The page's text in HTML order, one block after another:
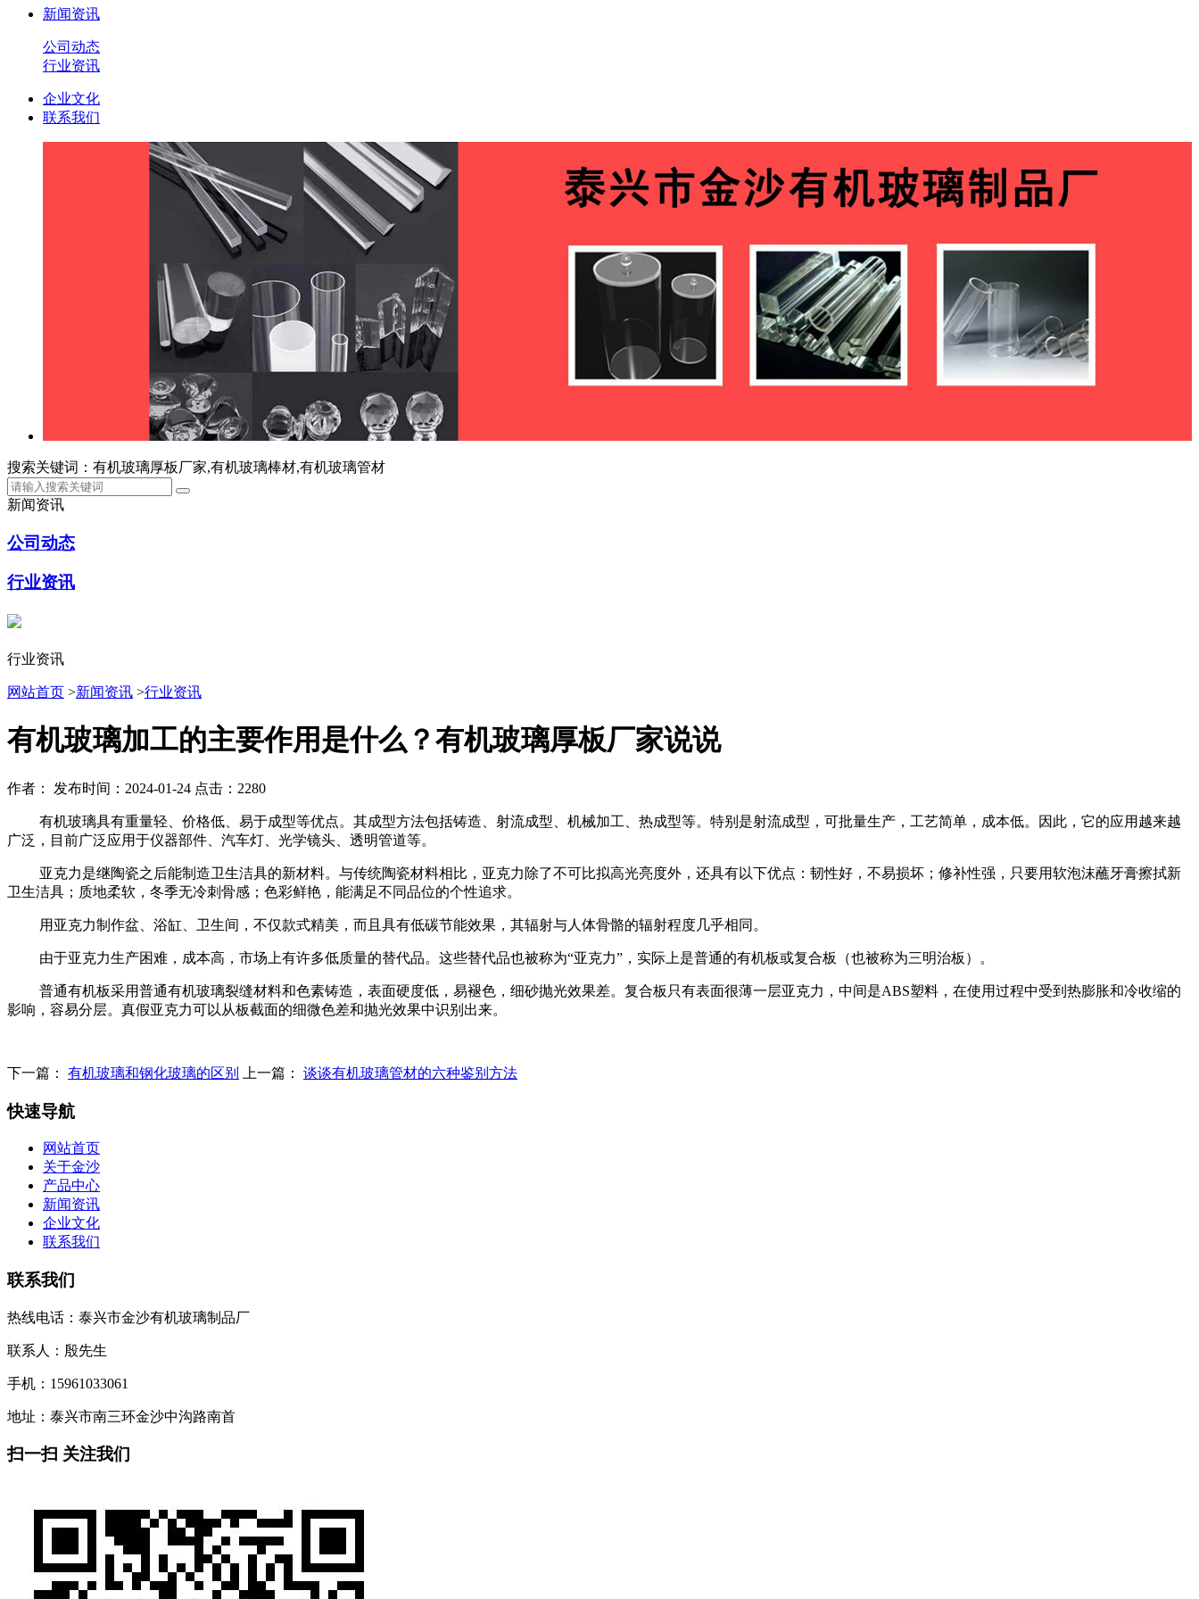
新闻资讯
公司动态
行业资讯
企业文化
联系我们
搜索关键词：有机玻璃厚板厂家,有机玻璃棒材,有机玻璃管材
新闻资讯
公司动态
行业资讯
行业资讯
网站首页 >新闻资讯 >行业资讯
有机玻璃加工的主要作用是什么？有机玻璃厚板厂家说说
作者： 发布时间：2024-01-24 点击：2280
有机玻璃具有重量轻、价格低、易于成型等优点。其成型方法包括铸造、射流成型、机械加工、热成型等。特别是射流成型，可批量生产，工艺简单，成本低。因此，它的应用越来越
广泛，目前广泛应用于仪器部件、汽车灯、光学镜头、透明管道等。
亚克力是继陶瓷之后能制造卫生洁具的新材料。与传统陶瓷材料相比，亚克力除了不可比拟高光亮度外，还具有以下优点：韧性好，不易损坏；修补性强，只要用软泡沫蘸牙膏擦拭新
卫生洁具；质地柔软，冬季无冷刺骨感；色彩鲜艳，能满足不同品位的个性追求。
用亚克力制作盆、浴缸、卫生间，不仅款式精美，而且具有低碳节能效果，其辐射与人体骨骼的辐射程度几乎相同。
由于亚克力生产困难，成本高，市场上有许多低质量的替代品。这些替代品也被称为“亚克力”，实际上是普通的有机板或复合板（也被称为三明治板）。
普通有机板采用普通有机玻璃裂缝材料和色素铸造，表面硬度低，易褪色，细砂抛光效果差。复合板只有表面很薄一层亚克力，中间是ABS塑料，在使用过程中受到热膨胀和冷收缩的
影响，容易分层。真假亚克力可以从板截面的细微色差和抛光效果中识别出来。
下一篇： 有机玻璃和钢化玻璃的区别 上一篇： 谈谈有机玻璃管材的六种鉴别方法
快速导航
网站首页
关于金沙
产品中心
新闻资讯
企业文化
联系我们
联系我们
热线电话：泰兴市金沙有机玻璃制品厂
联系人：殷先生
手机：15961033061
地址：泰兴市南三环金沙中沟路南首
扫一扫 关注我们